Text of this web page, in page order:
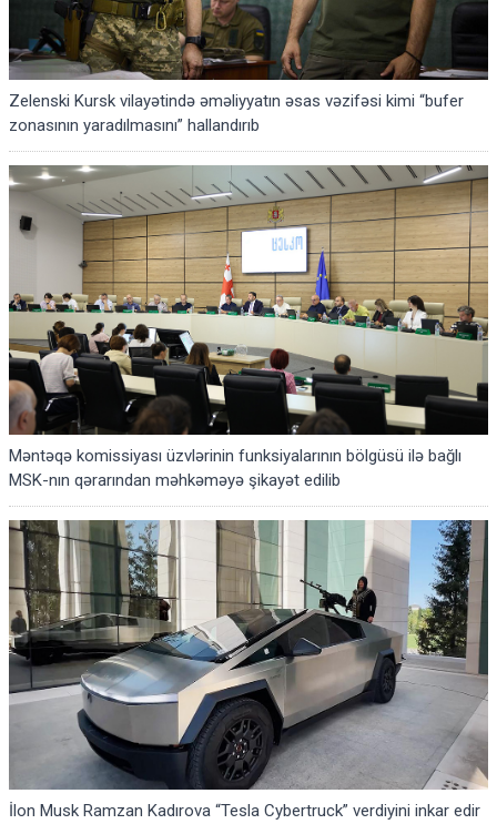
Zelenski Kursk vilayətində əməliyyatın əsas vəzifəsi kimi “bufer
zonasının yaradılmasını” hallandırıb
Məntəqə komissiyası üzvlərinin funksiyalarının bölgüsü ilə bağlı
MSK-nın qərarından məhkəməyə şikayət edilib
İlon Musk Ramzan Kadırova “Tesla Cybertruck” verdiyini inkar edir